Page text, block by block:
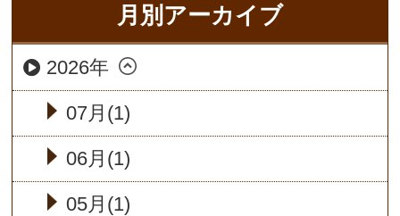
月別アーカイブ
2026年
07月(1)
06月(1)
05月(1)